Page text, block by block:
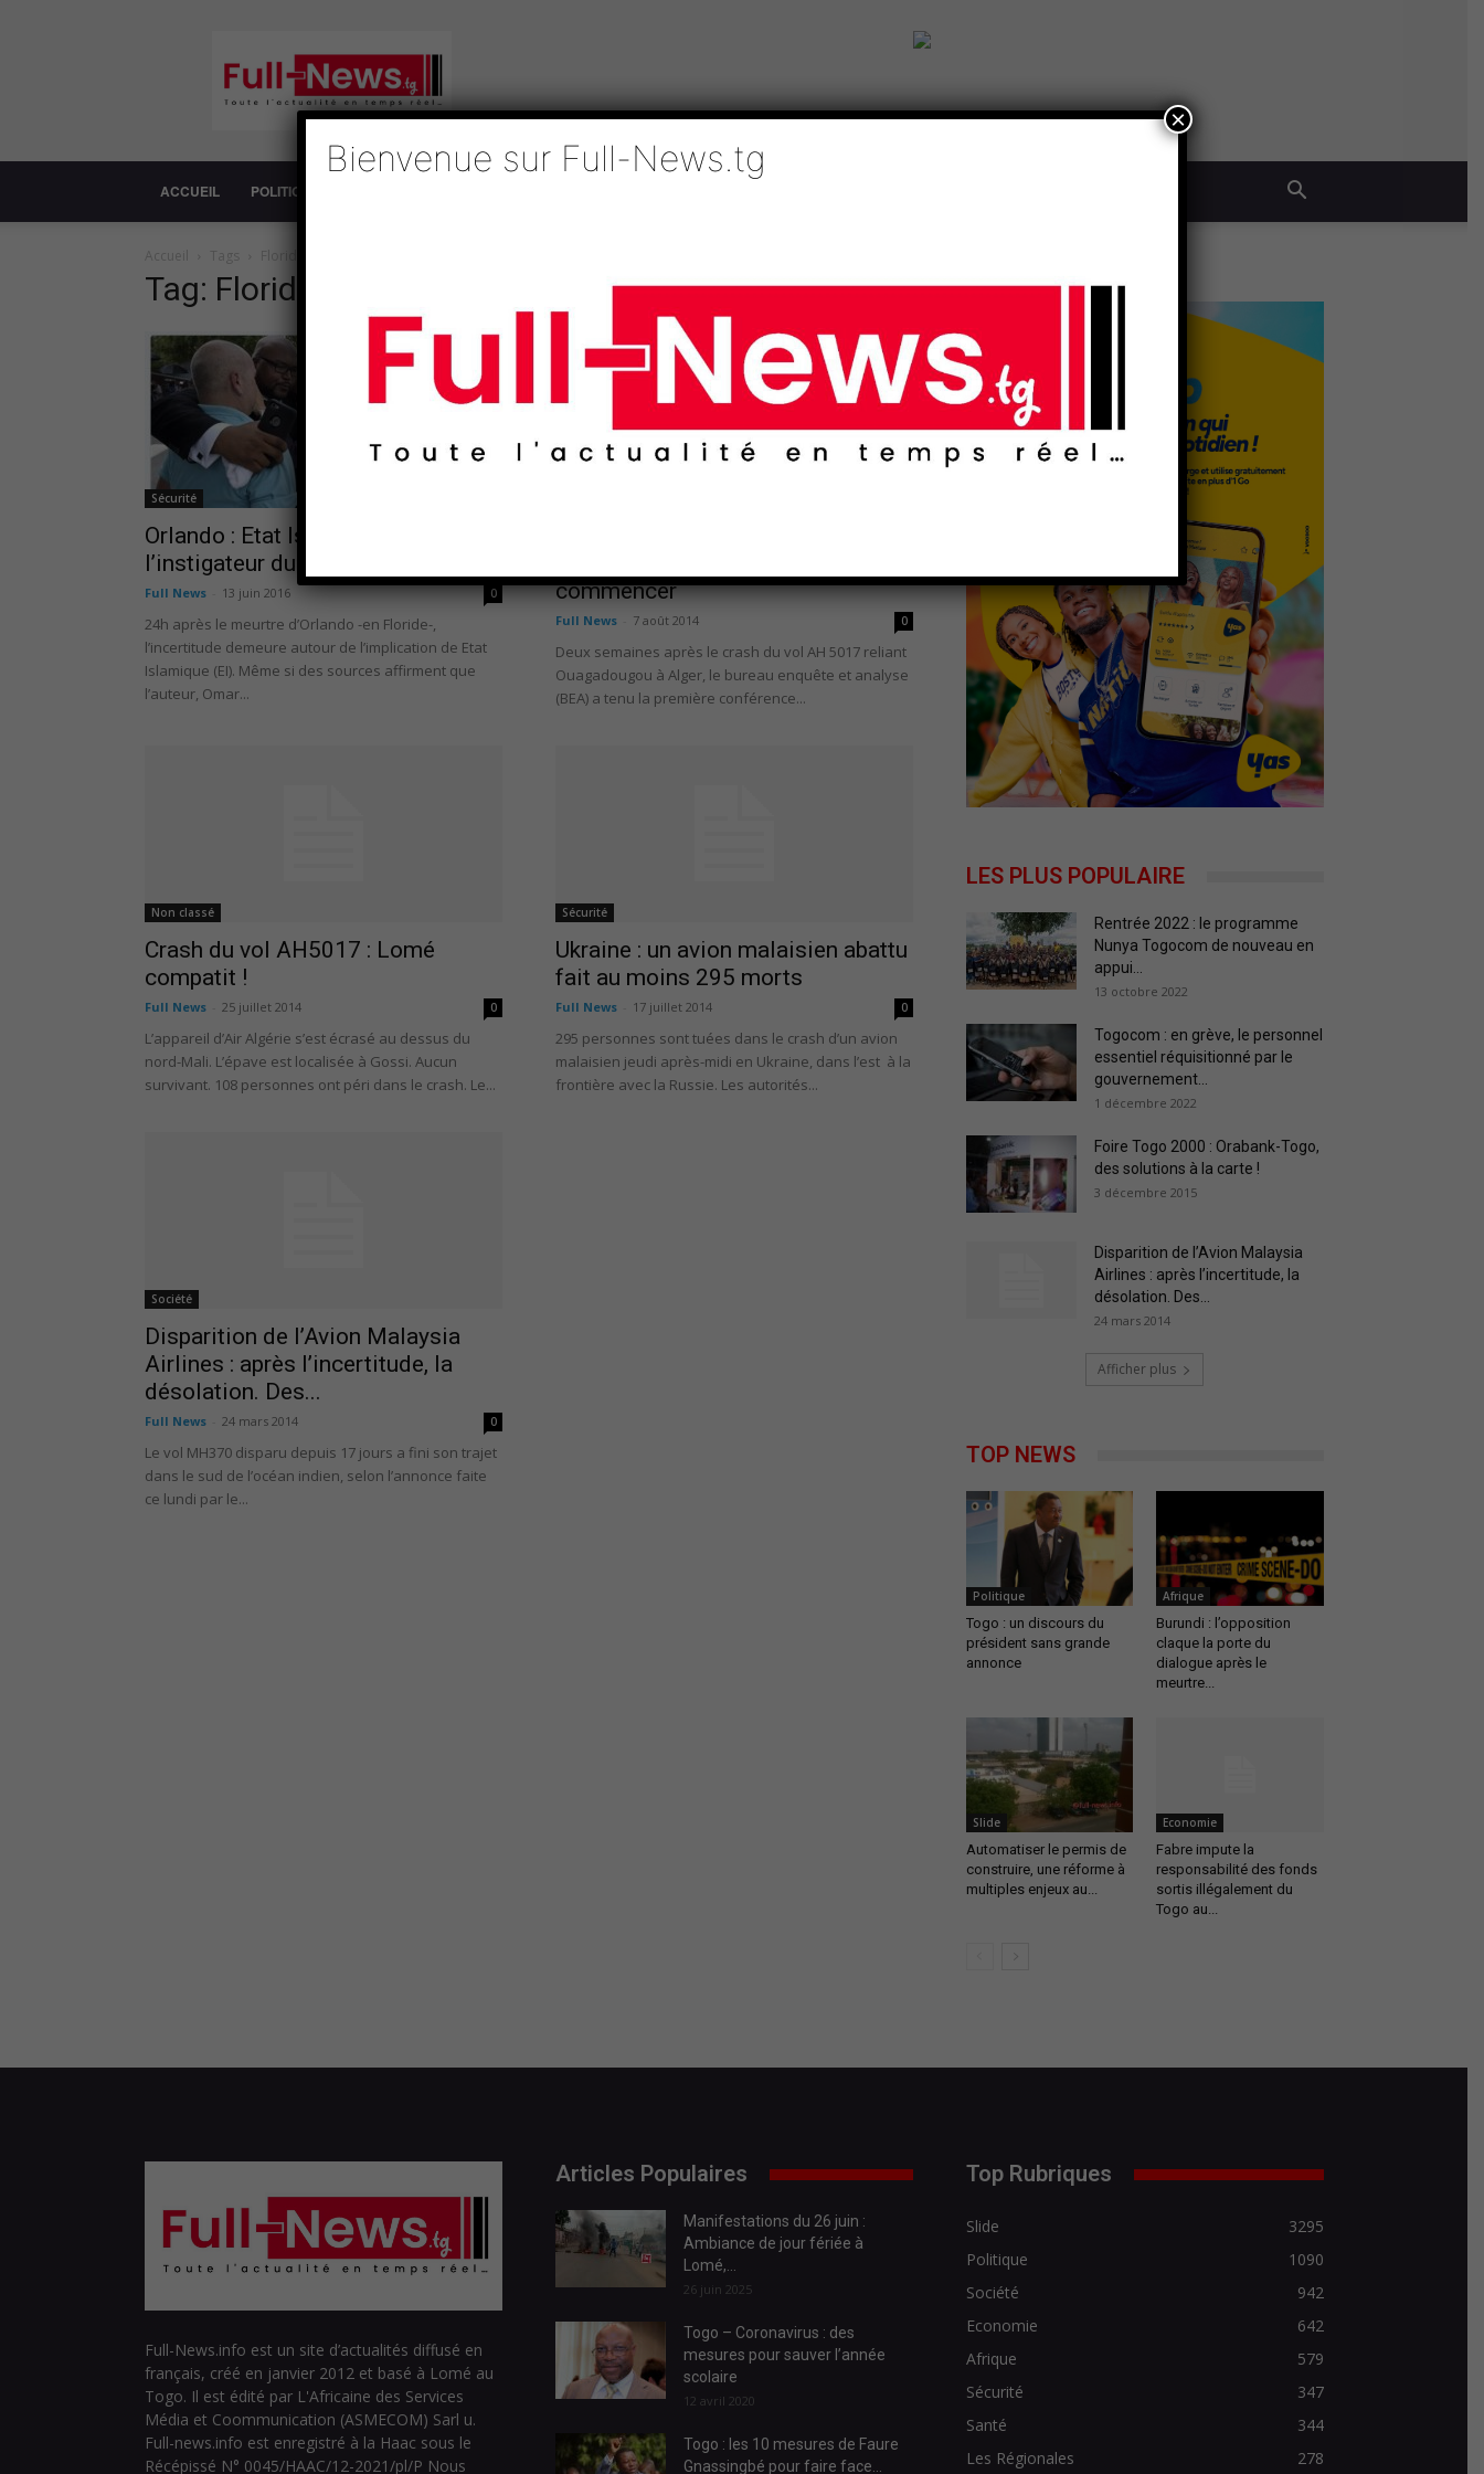
News
ACCUEIL POLITIQUE
Accueil Tags Floride
Tag: Floride
Sécurité
Orlando : Etat Islamique est-il
l’instigateur du crime ?
Full News 13 juin 2016 0
24h après le meurtre d’Orlando -en Floride-,
l’incertitude demeure autour de l’implication de Etat
Islamique (EI). Même si des sources affirment que
l’auteur, Omar...
commencer
Full News 7 août 2014 0
Deux semaines après le crash du vol AH 5017 reliant
Ouagadougou à Alger, le bureau enquête et analyse
(BEA) a tenu la première conférence...
Non classé
Crash du vol AH5017 : Lomé
compatit !
Full News 25 juillet 2014 0
L’appareil d’Air Algérie s’est écrasé au dessus du
nord-Mali. L’épave est localisée à Gossi. Aucun
survivant. 108 personnes ont péri dans le crash. Le...
Sécurité
Ukraine : un avion malaisien abattu
fait au moins 295 morts
Full News 17 juillet 2014 0
295 personnes sont tuées dans le crash d’un avion
malaisien jeudi après-midi en Ukraine, dans l’est à la
frontière avec la Russie. Les autorités...
Société
Disparition de l’Avion Malaysia
Airlines : après l’incertitude, la
désolation. Des...
Full News 24 mars 2014 0
Le vol MH370 disparu depuis 17 jours a fini son trajet
dans le sud de l’océan indien, selon l’annonce faite
ce lundi par le...
- Publicité -
LES PLUS POPULAIRE
Rentrée 2022 : le programme
Nunya Togocom de nouveau en
appui...
13 octobre 2022
Togocom : en grève, le personnel
essentiel réquisitionné par le
gouvernement...
1 décembre 2022
Foire Togo 2000 : Orabank-Togo,
des solutions à la carte !
3 décembre 2015
Disparition de l’Avion Malaysia
Airlines : après l’incertitude, la
désolation. Des...
24 mars 2014
Afficher plus
TOP NEWS
Politique
Togo : un discours du
président sans grande
annonce
Afrique
Burundi : l’opposition
claque la porte du
dialogue après le
meurtre...
Slide
Automatiser le permis de
construire, une réforme à
multiples enjeux au...
Economie
Fabre impute la
responsabilité des fonds
sortis illégalement du
Togo au...
Full-News.info est un site d’actualités diffusé en
français, créé en janvier 2012 et basé à Lomé au
Togo. Il est édité par L'Africaine des Services
Média et Coommunication (ASMECOM) Sarl u.
Full-news.info est enregistré à la Haac sous le
Récépissé N° 0045/HAAC/12-2021/pl/P Nous
Articles Populaires
Manifestations du 26 juin :
Ambiance de jour fériée à
Lomé,...
26 juin 2025
Togo – Coronavirus : des
mesures pour sauver l’année
scolaire
12 avril 2020
Togo : les 10 mesures de Faure
Gnassingbé pour faire face...
Top Rubriques
Slide
3295
Politique
1090
Société
942
Economie
642
Afrique
579
Sécurité
347
Santé
344
Les Régionales
278
Bienvenue sur Full-News.tg
×